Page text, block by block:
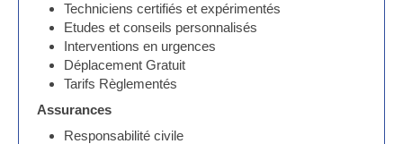
Techniciens certifiés et expérimentés
Etudes et conseils personnalisés
Interventions en urgences
Déplacement Gratuit
Tarifs Règlementés
Assurances
Responsabilité civile